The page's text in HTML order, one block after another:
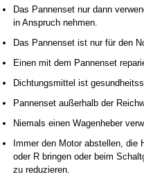
Das Pannenset nur dann
in Anspruch nehmen.
Das Pannenset ist nur für den
Einen mit dem Pannenset
Dichtungsmittel ist
Pannenset außerhalb der
Niemals einen Wagenheber
Immer den Motor abstellen, die
oder R bringen oder beim
zu reduzieren.